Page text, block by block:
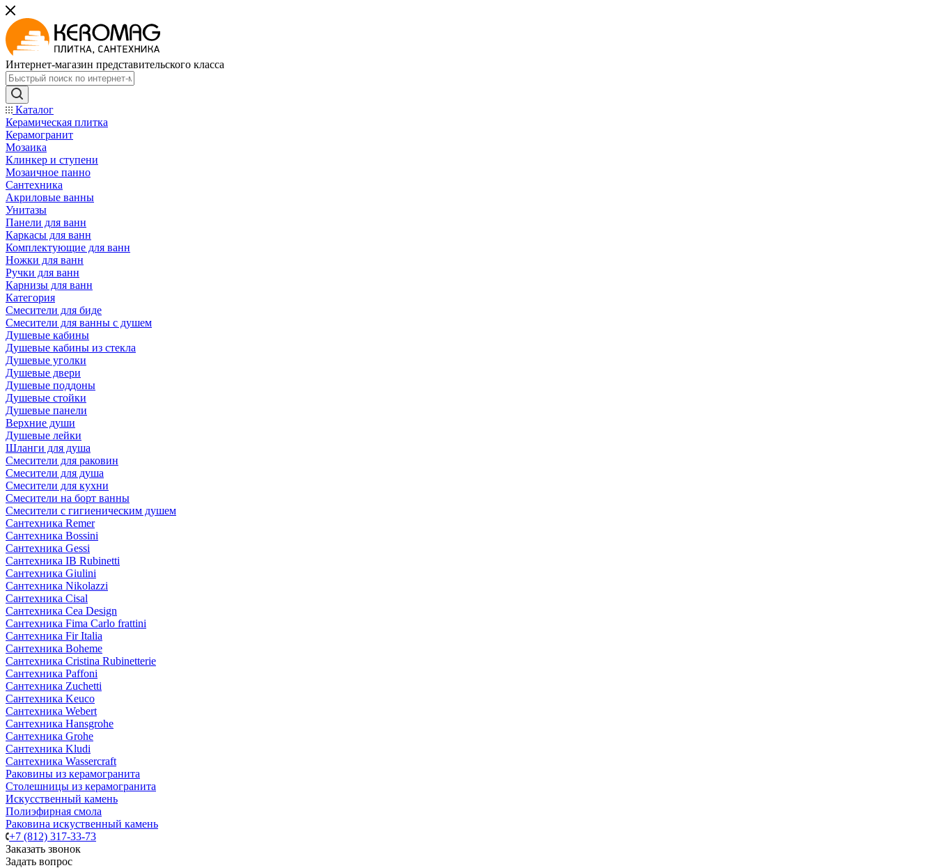
Интернет-магазин представительского класса
Каталог
Керамическая плитка
Керамогранит
Мозаика
Клинкер и ступени
Мозаичное панно
Сантехника
Акриловые ванны
Унитазы
Панели для ванн
Каркасы для ванн
Комплектующие для ванн
Ножки для ванн
Ручки для ванн
Карнизы для ванн
Категория
Смесители для биде
Смесители для ванны с душем
Душевые кабины
Душевые кабины из стекла
Душевые уголки
Душевые двери
Душевые поддоны
Душевые стойки
Душевые панели
Верхние души
Душевые лейки
Шланги для душа
Смесители для раковин
Смесители для душа
Смесители для кухни
Смесители на борт ванны
Смесители с гигиеническим душем
Сантехника Remer
Сантехника Bossini
Сантехника Gessi
Сантехника IB Rubinetti
Сантехника Giulini
Сантехника Nikolazzi
Сантехника Cisal
Сантехника Cea Design
Сантехника Fima Carlo frattini
Сантехника Fir Italia
Сантехника Boheme
Сантехника Cristina Rubinetterie
Сантехника Paffoni
Сантехника Zuchetti
Сантехника Keuco
Сантехника Webert
Сантехника Hansgrohe
Сантехника Grohe
Сантехника Kludi
Сантехника Wassercraft
Раковины из керамогранита
Столешницы из керамогранита
Искусственный камень
Полиэфирная смола
Раковина искуственный камень
+7 (812) 317-33-73
Заказать звонок
Задать вопрос